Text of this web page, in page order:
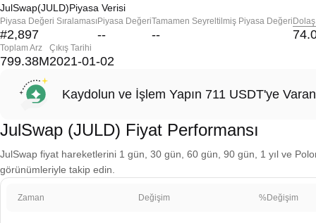
JulSwap(JULD)Piyasa Verisi
Piyasa Değeri Sıralaması
#2,897
Piyasa Değeri
--
Tamamen Seyreltilmiş Piyasa Değeri
--
Toplam Arz
799.38M
Çıkış Tarihi
2021-01-02
Kaydolun ve İşlem Yapın 711 USDT'ye
JulSwap (JULD) Fiyat Performansı
JulSwap fiyat hareketlerini 1 gün, 30 gün, 60 gün, 90 gün, 1 yıl ve
görünümleriyle takip edin.
Zaman Değişim %Değişim